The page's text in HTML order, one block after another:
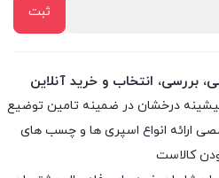
بررسی، انتخاب و خرید آنلاین
با بیش از۱۰سال پیشینه درخشان در ضمینه تامین توضیع
انواع اسپری ها و چسب های
کالاست